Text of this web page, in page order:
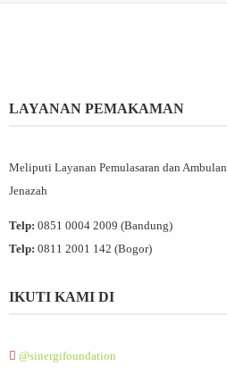
LAYANAN PEMAKAMAN
Meliputi Layanan Pemulasaran dan Ambulan
Jenazah
Telp: 0851 0004 2009 (Bandung)
Telp: 0811 2001 142 (Bogor)
IKUTI KAMI DI
@sinergifoundation